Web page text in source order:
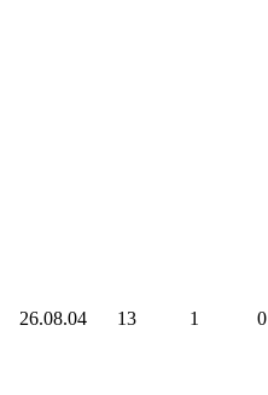
26.08.04 13 1 0